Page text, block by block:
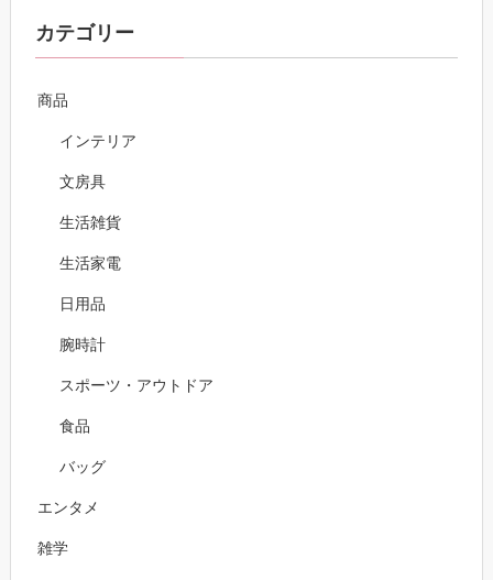
カテゴリー
商品
インテリア
文房具
生活雑貨
生活家電
日用品
腕時計
スポーツ・アウトドア
食品
バッグ
エンタメ
雑学